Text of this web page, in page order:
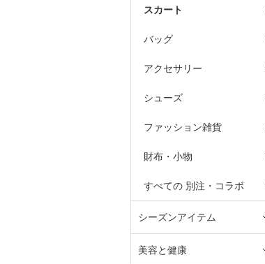
スカート
バッグ
アクセサリー
シューズ
ファッション雑貨
財布・小物
すべての 別注・コラボ
シーズンアイテム
美容と健康